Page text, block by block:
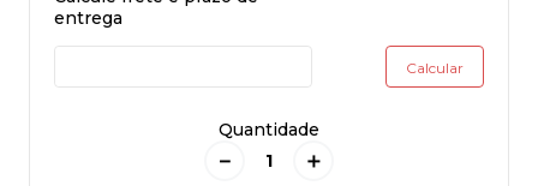
Quantidade
＋
－